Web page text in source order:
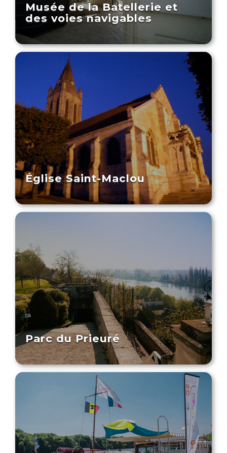
Musée de la Batellerie et
des voies navigables
Église Saint-Maclou
Parc du Prieuré